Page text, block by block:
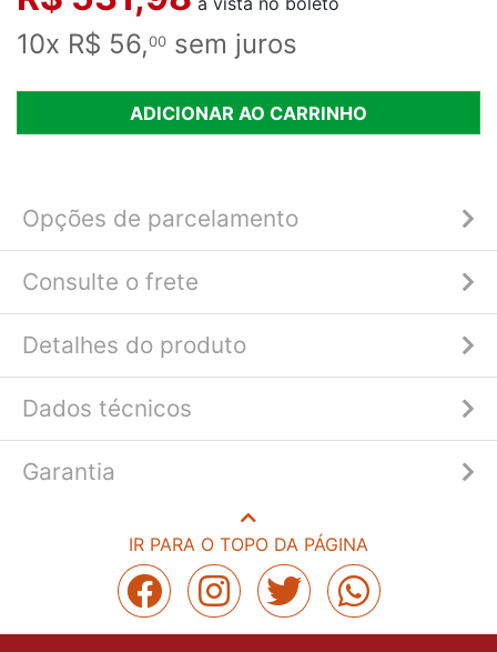
10x R$ 56,00 sem juros
ADICIONAR AO CARRINHO
Opções de parcelamento
Consulte o frete
Detalhes do produto
Dados técnicos
Garantia
IR PARA O TOPO DA PÁGINA